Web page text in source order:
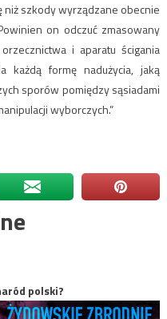
niż szkody wyrządzane obecnie
on odczuć zmasowany
i aparatu ścigania
każdą formę nadużycia, jaką
sporów pomiędzy sąsiadami
wyborczych.”
polski?